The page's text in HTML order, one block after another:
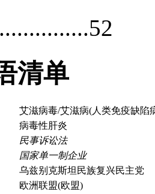
清单
艾滋病毒/艾滋病(人类免疫缺陷
病毒性肝炎
民事诉讼法
国家单一制企业
乌兹别克斯坦民族复兴民主党
欧洲联盟(欧盟)